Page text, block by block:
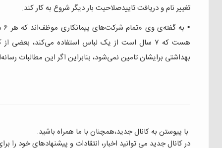
تغییر نام و دریافت تاییدصلاحیت بار دیگر شروع به کار کند.
▪️
هست که ۷ سال است از یک لباس استفاده می‌کند،
بهداشتی برایشان تامین نمی‌شود، بنابراین اگر این مطالبات
با پیوستن به کانال جدید،همچنان با ما همراه باشید.
در کانال جدید می توانید اخبار، انتقادات و پیشنهادهای خود را